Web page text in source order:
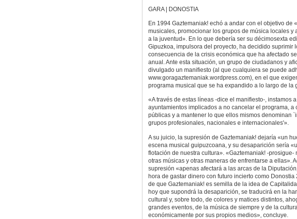
GARA | DONOSTIA
En 1994 Gaztemaniak! echó a andar con el objetivo de
musicales, promocionar los grupos de música locales y
a la juventud». En lo que debería ser su décimosexta
Gipuzkoa, impulsora del proyecto, ha decidido suprimir
consecuencia de la crisis económica que ha afectado
anual. Ante esta situación, un grupo de ciudadanos y
divulgado un manifiesto (al que cualquiera se puede
www.goragaztemaniak.wordpress.com), en el que
programa musical que se ha expandido a lo largo de la
«A través de estas líneas -dice el manifiesto-, instamos
ayuntamientos implicados a no cancelar el programa,
públicas y a mantener lo que ellos mismos denominan
grupos profesionales, nacionales e internacionales'».
A su juicio, la supresión de Gaztemaniak! dejaría «un
escena musical guipuzcoana, y su desaparición sería
flotación de nuestra cultura». «Gaztemaniak! -prosigue-
otras músicas y otras maneras de enfrentarse a ellas».
supresión «apenas afectará a las arcas de la
hora de gastar dinero con futuro incierto como Donostia
de que Gaztemaniak! es semilla de la idea de
hoy que supondrá la desaparición, se traducirá en la
cultural y, sobre todo, de colores y matices distintos,
grandes eventos, de la música de siempre y de la
económicamente por sus propios medios», concluye.